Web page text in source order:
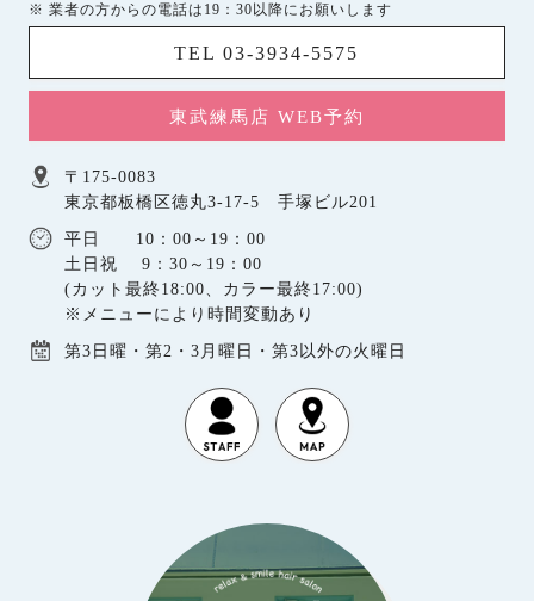
※ 業者の方からの電話は19：30以降にお願いします
TEL 03-3934-5575
東武練馬店 WEB予約
〒175-0083
東京都板橋区徳丸3-17-5 手塚ビル201
平日 10：00～19：00
土日祝 9：30～19：00
(カット最終18:00、カラー最終17:00)
※メニューにより時間変動あり
第3日曜・第2・3月曜日・第3以外の火曜日